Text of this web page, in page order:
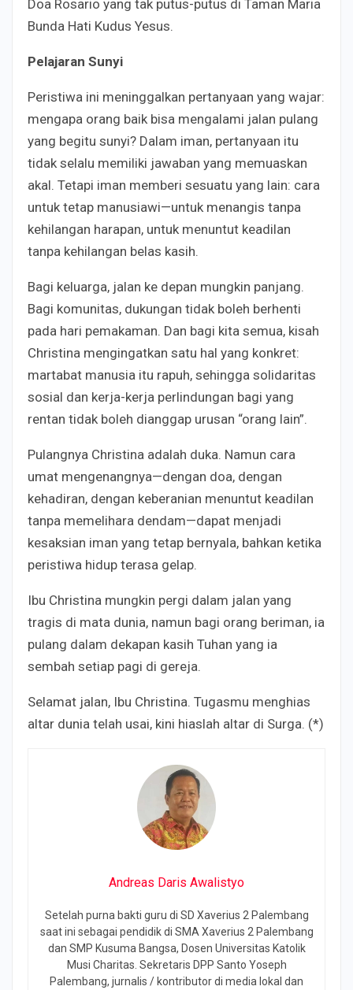
Doa Rosario yang tak putus-putus di Taman Maria
Bunda Hati Kudus Yesus.
Pelajaran Sunyi
Peristiwa ini meninggalkan pertanyaan yang wajar:
mengapa orang baik bisa mengalami jalan pulang
yang begitu sunyi? Dalam iman, pertanyaan itu
tidak selalu memiliki jawaban yang memuaskan
akal. Tetapi iman memberi sesuatu yang lain: cara
untuk tetap manusiawi—untuk menangis tanpa
kehilangan harapan, untuk menuntut keadilan
tanpa kehilangan belas kasih.
Bagi keluarga, jalan ke depan mungkin panjang.
Bagi komunitas, dukungan tidak boleh berhenti
pada hari pemakaman. Dan bagi kita semua, kisah
Christina mengingatkan satu hal yang konkret:
martabat manusia itu rapuh, sehingga solidaritas
sosial dan kerja-kerja perlindungan bagi yang
rentan tidak boleh dianggap urusan “orang lain”.
Pulangnya Christina adalah duka. Namun cara
umat mengenangnya—dengan doa, dengan
kehadiran, dengan keberanian menuntut keadilan
tanpa memelihara dendam—dapat menjadi
kesaksian iman yang tetap bernyala, bahkan ketika
peristiwa hidup terasa gelap.
Ibu Christina mungkin pergi dalam jalan yang
tragis di mata dunia, namun bagi orang beriman, ia
pulang dalam dekapan kasih Tuhan yang ia
sembah setiap pagi di gereja.
Selamat jalan, Ibu Christina. Tugasmu menghias
altar dunia telah usai, kini hiaslah altar di Surga. (*)
Andreas Daris Awalistyo
Setelah purna bakti guru di SD Xaverius 2 Palembang
saat ini sebagai pendidik di SMA Xaverius 2 Palembang
dan SMP Kusuma Bangsa, Dosen Universitas Katolik
Musi Charitas. Sekretaris DPP Santo Yoseph
Palembang, jurnalis / kontributor di media lokal dan